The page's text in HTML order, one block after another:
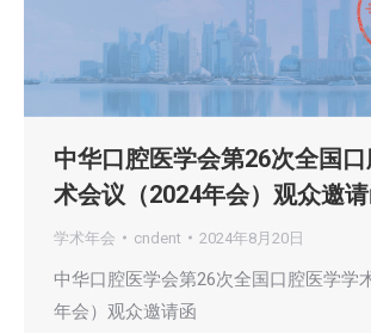
中华口腔医学会第26次全国
术会议（2024年会）观众邀
学术年会 cndent 2024年8月20日
中华口腔医学会第26次全国口腔医学学
年会）观众邀请函